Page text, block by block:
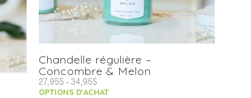
Chandelle régulière –
Concombre & Melon
27,95$ –34,95$
OPTIONS D'ACHAT